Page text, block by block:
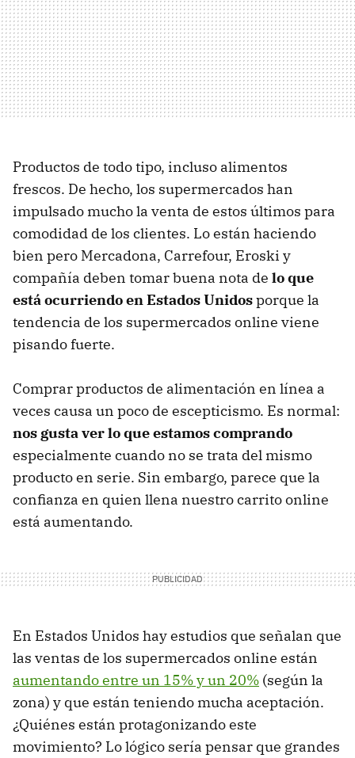
Productos de todo tipo, incluso alimentos
frescos. De hecho, los supermercados han
impulsado mucho la venta de estos últimos para
comodidad de los clientes. Lo están haciendo
bien pero Mercadona, Carrefour, Eroski y
compañía deben tomar buena nota de lo que
está ocurriendo en Estados Unidosporque la
tendencia de los supermercados online viene
pisando fuerte.
Comprar productos de alimentación en línea a
veces causa un poco de escepticismo. Es normal:
nos gusta ver lo que estamos comprando
especialmente cuando no se trata del mismo
producto en serie. Sin embargo, parece que la
confianza en quien llena nuestro carrito online
está aumentando.
En Estados Unidos hay estudios que señalan que
las ventas de los supermercados online están
aumentando entre un 15% y un 20% (según la
zona) y que están teniendo mucha aceptación.
¿Quiénes están protagonizando este
movimiento? Lo lógico sería pensar que grandes